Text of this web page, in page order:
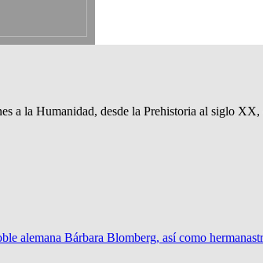
a la Humanidad, desde la Prehistoria al siglo